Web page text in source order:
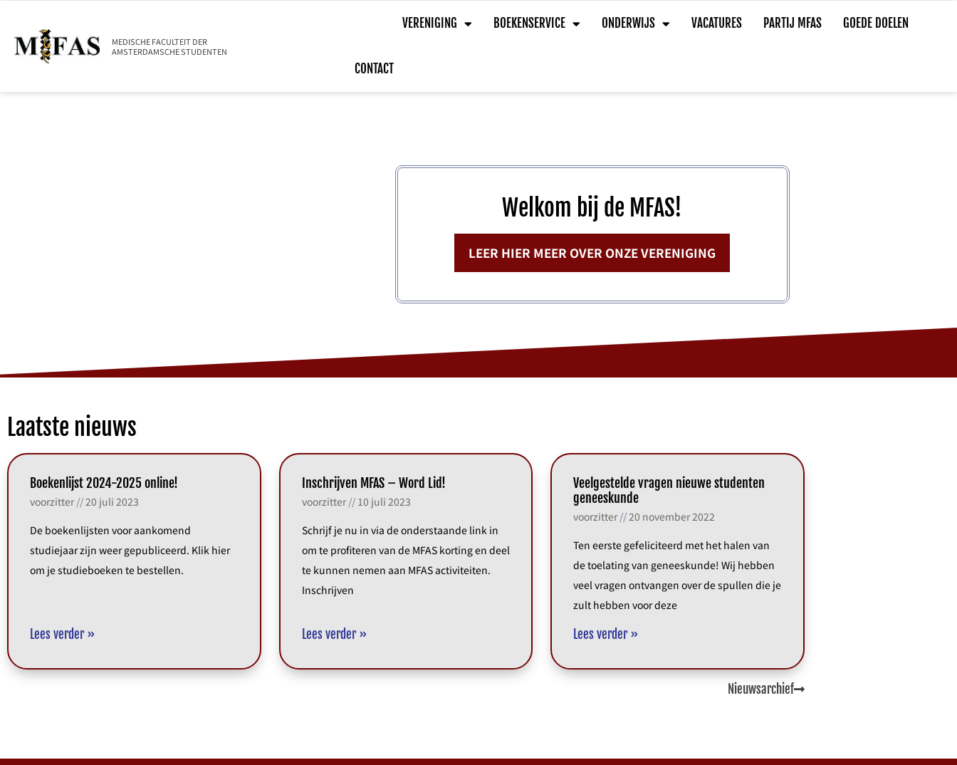
MEDISCHE FACULTEIT DER
AMSTERDAMSCHE STUDENTEN
VERENIGING BOEKENSERVICE ONDERWIJS VACATURES PARTIJ MFAS GOEDE DOELEN
CONTACT
Welkom bij de MFAS!
LEER HIER MEER OVER ONZE VERENIGING
Laatste nieuws
Boekenlijst 2024-2025 online!
voorzitter
20 juli 2023
De boekenlijsten voor aankomend
studiejaar zijn weer gepubliceerd. Klik hier
om je studieboeken te bestellen.
Lees verder »
Inschrijven MFAS – Word Lid!
voorzitter 10 juli 2023
Schrijf je nu in via de onderstaande link in
om te profiteren van de MFAS korting en deel
te kunnen nemen aan MFAS activiteiten.
Inschrijven
Lees verder »
Veelgestelde vragen nieuwe studenten
geneeskunde
voorzitter
20 november 2022
Ten eerste gefeliciteerd met het halen van
de toelating van geneeskunde! Wij hebben
veel vragen ontvangen over de spullen die je
zult hebben voor deze
Lees verder »
Nieuwsarchief